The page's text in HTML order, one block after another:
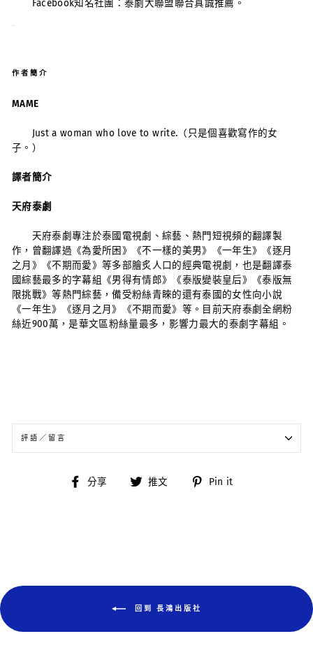
Facebook知名社團：泰劇大聯盟聯合真誠推薦。
作者簡介
MAME
Just a woman who love to write.（只是個喜歡寫作的女
子。）
譯者簡介
天府泰劇
天府泰劇專注於泰國電視劇、綜藝、熱門短視頻的翻譯製
作，曾翻譯過《為愛所困》《不一樣的美男》《一年生》《逐月
之月》《不期而愛》等多部膾炙人口的經典電視劇，也是翻譯泰
國綜藝最多的字幕組《男得有情郎》《泰版變裝皇后》《泰版無
限挑戰》等熱門綜藝，備受粉絲青睞的還有泰國的女性向小說
《一年生》《逐月之月》《不期而愛》等。目前天府泰劇全網粉
絲近900萬，是華文區粉絲量最多，影響力最大的泰劇字幕組。
評語／留言
分享 推文 Pin it
回到 長鴻出版社